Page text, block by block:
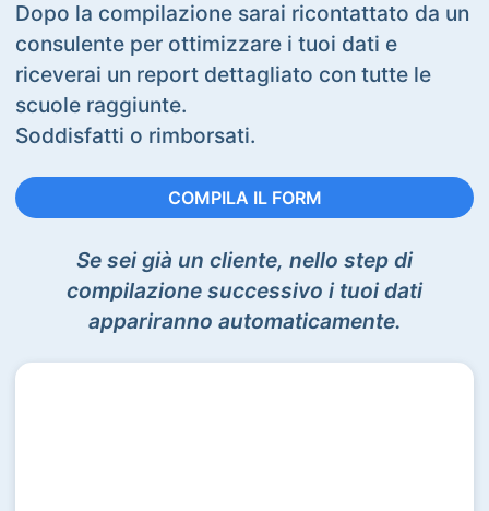
Dopo la compilazione sarai ricontattato da un
consulente per ottimizzare i tuoi dati e
riceverai un report dettagliato con tutte le
scuole raggiunte.
Soddisfatti o rimborsati.
COMPILA IL FORM
Se sei già un cliente, nello step di
compilazione successivo i tuoi dati
appariranno automaticamente.